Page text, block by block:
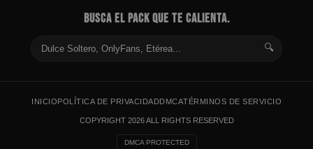
BUSCA EL PACK QUE TE CALIENTA.
🔍
INICIOPOLÍTICA DE PRIVACIDADDMCATÉRMINOS DE SERVICIO
COPYRIGHT 2026 ALL RIGHTS RESERVED
DMCA PROTECTED